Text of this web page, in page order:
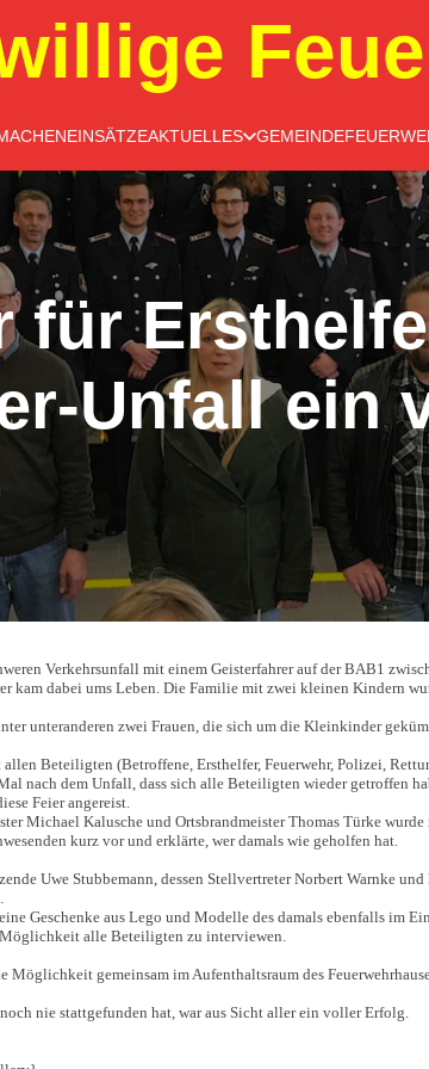
EINSÄTZEAKTUELLES
für
Unfall ein
Verkehrsunfall mit einem Geisterfahrer auf der BAB1
kam dabei ums Leben. Die Familie mit zwei kleinen Kindern
unteranderen zwei Frauen, die sich um die Kleinkinder
Beteiligten (Betroffene, Ersthelfer, Feuerwehr, Polizei,
nach dem Unfall, dass sich alle Beteiligten wieder getroffen
Feier angereist.
Michael Kalusche und Ortsbrandmeister Thomas Türke
kurz vor und erklärte, wer damals wie geholfen hat.
Uwe Stubbemann, dessen Stellvertreter Norbert Warnke
Geschenke aus Lego und Modelle des damals ebenfalls im
alle Beteiligten zu interviewen.
gemeinsam im Aufenthaltsraum des
nie stattgefunden hat, war aus Sicht aller ein voller Erfolg.